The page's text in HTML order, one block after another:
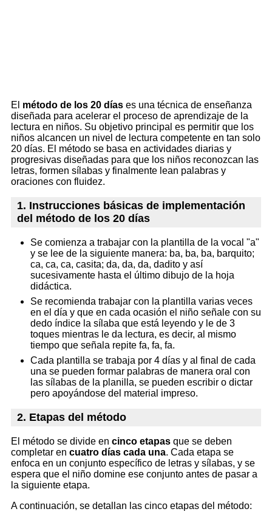
El método de los 20 días es una técnica de enseñanza
diseñada para acelerar el proceso de aprendizaje de la
lectura en niños. Su objetivo principal es permitir que los
niños alcancen un nivel de lectura competente en tan solo
20 días. El método se basa en actividades diarias y
progresivas diseñadas para que los niños reconozcan las
letras, formen sílabas y finalmente lean palabras y
oraciones con fluidez.
1. Instrucciones básicas de implementación
del método de los 20 días
Se comienza a trabajar con la plantilla de la vocal "a"
y se lee de la siguiente manera: ba, ba, ba, barquito;
ca, ca, ca, casita; da, da, da, dadito y así
sucesivamente hasta el último dibujo de la hoja
didáctica.
Se recomienda trabajar con la plantilla varias veces
en el día y que en cada ocasión el niño señale con su
dedo índice la sílaba que está leyendo y le de 3
toques mientras le da lectura, es decir, al mismo
tiempo que señala repite fa, fa, fa.
Cada plantilla se trabaja por 4 días y al final de cada
una se pueden formar palabras de manera oral con
las sílabas de la planilla, se pueden escribir o dictar
pero apoyándose del material impreso.
2. Etapas del método
El método se divide en cinco etapas que se deben
completar en cuatro días cada una. Cada etapa se
enfoca en un conjunto específico de letras y sílabas, y se
espera que el niño domine ese conjunto antes de pasar a
la siguiente etapa.
A continuación, se detallan las cinco etapas del método: